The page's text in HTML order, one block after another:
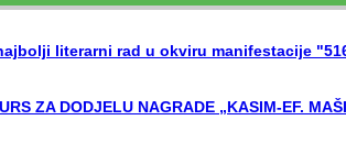
literarni rad u okviru manifestacije
ZA DODJELU NAGRADE „KASIM-EF.